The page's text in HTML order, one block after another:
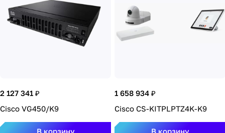
2 127 341 ₽
Cisco VG450/K9
В корзину
1 658 934 ₽
Cisco CS-KITPLPTZ4K-K9
В корзину